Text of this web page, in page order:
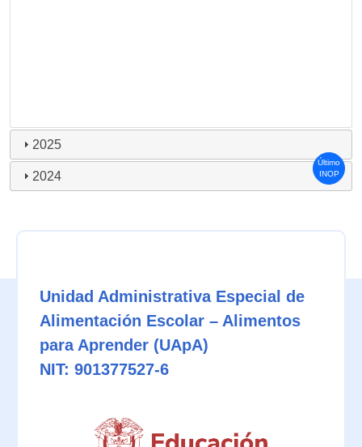
Último
INOP
2025
2024
Unidad Administrativa Especial de
Alimentación Escolar – Alimentos
para Aprender (UApA)
NIT: 901377527-6